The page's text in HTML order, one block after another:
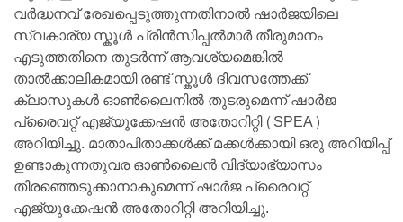
വർദ്ധനവ് രേഖപ്പെടുത്തുന്നതിനാൽ ഷാർജയിലെ
സ്വകാര്യ സ്കൂൾ പ്രിൻസിപ്പൽമാർ തീരുമാനം
എടുത്തതിനെ തുടർന്ന് ആവശ്യമെങ്കിൽ
താൽക്കാലികമായി രണ്ട് സ്കൂൾ ദിവസത്തേക്ക്
ക്ലാസുകൾ ഓൺലൈനിൽ തുടരുമെന്ന് ഷാർജ
പ്രൈവറ്റ് എജ്യുക്കേഷൻ അതോറിറ്റി (SPEA)
അറിയിച്ചു. മാതാപിതാക്കൾക്ക് മക്കൾക്കായി ഒരു അറിയിപ്പ്
ഉണ്ടാകുന്നതുവര ഓൺലൈൻ വിദ്യാഭ്യാസം
തിരഞ്ഞെടുക്കാനാകുമെന്ന് ഷാർജ പ്രൈവറ്റ്
എജ്യുക്കേഷൻ അതോറിറ്റി അറിയിച്ചു.